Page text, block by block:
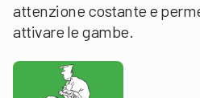
attenzione costante e
attivare le gambe.